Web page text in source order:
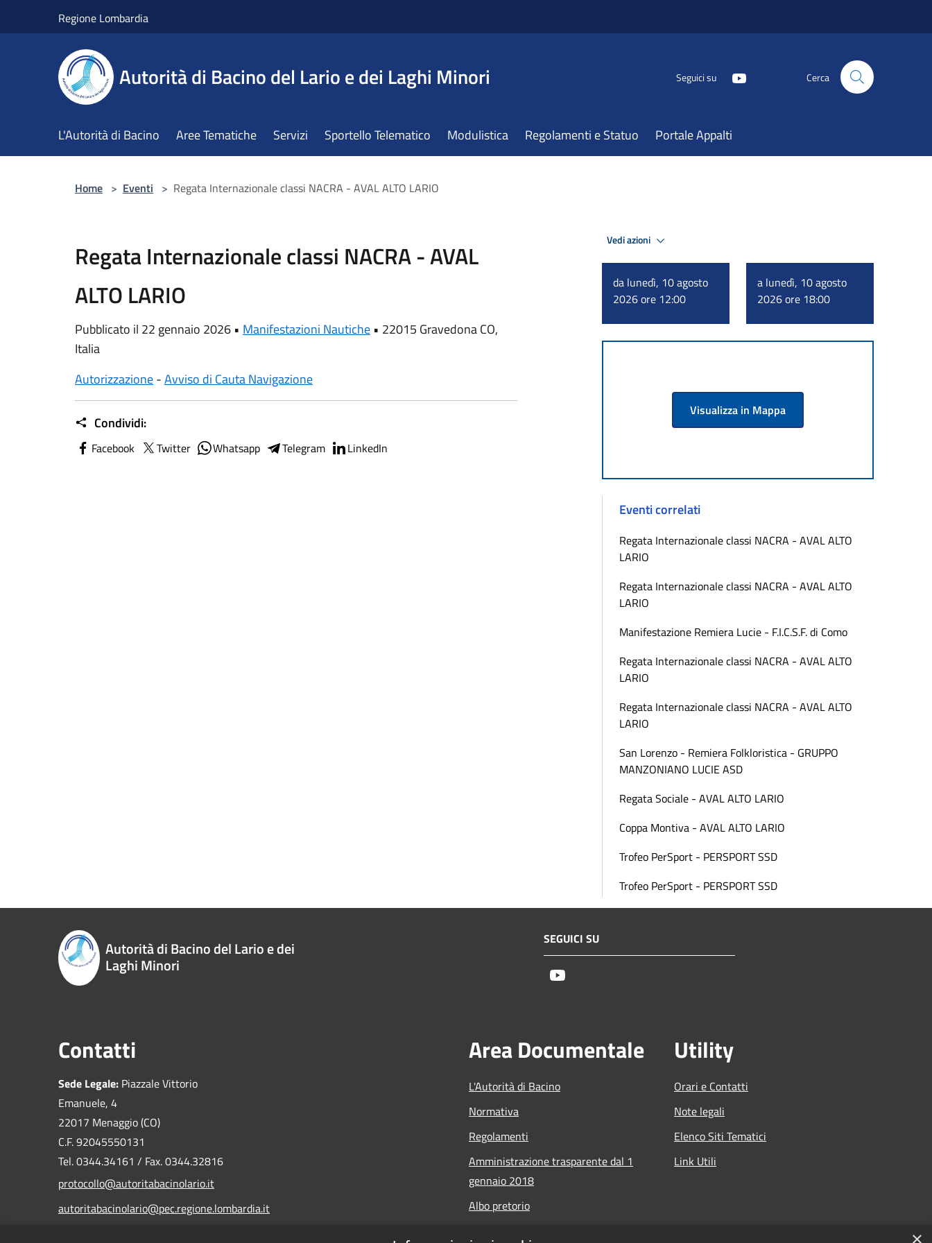
Regione Lombardia
Autorità di Bacino del Lario e dei Laghi Minori Seguici su Cerca
L'Autorità di Bacino Aree Tematiche Servizi Sportello Telematico Modulistica Regolamenti e Statuo Portale Appalti
Home > Eventi > Regata Internazionale classi NACRA - AVAL ALTO LARIO
Regata Internazionale classi NACRA - AVAL
ALTO LARIO
Pubblicato il 22 gennaio 2026 • Manifestazioni Nautiche • 22015 Gravedona CO,
Italia
Autorizzazione-Avviso di Cauta Navigazione
Condividi:
Facebook Twitter Whatsapp Telegram LinkedIn
Vedi azioni
da lunedì, 10 agosto
2026 ore 12:00
a lunedì, 10 agosto
2026 ore 18:00
Visualizza in Mappa
Eventi correlati
Regata Internazionale classi NACRA - AVAL ALTO
LARIO
Regata Internazionale classi NACRA - AVAL ALTO
LARIO
Manifestazione Remiera Lucie - F.I.C.S.F. di Como
Regata Internazionale classi NACRA - AVAL ALTO
LARIO
Regata Internazionale classi NACRA - AVAL ALTO
LARIO
San Lorenzo - Remiera Folkloristica - GRUPPO
MANZONIANO LUCIE ASD
Regata Sociale - AVAL ALTO LARIO
Coppa Montiva - AVAL ALTO LARIO
Trofeo PerSport - PERSPORT SSD
Trofeo PerSport - PERSPORT SSD
Autorità di Bacino del Lario e dei
Laghi Minori
SEGUICI SU
Contatti
Sede Legale: Piazzale Vittorio
Emanuele, 4
22017 Menaggio (CO)
C.F. 92045550131
Tel. 0344.34161 / Fax. 0344.32816
protocollo@autoritabacinolario.it
autoritabacinolario@pec.regione.lombardia.it
Area Documentale
L'Autorità di Bacino
Normativa
Regolamenti
Amministrazione trasparente dal 1
gennaio 2018
Albo pretorio
Utility
Orari e Contatti
Note legali
Elenco Siti Tematici
Link Utili